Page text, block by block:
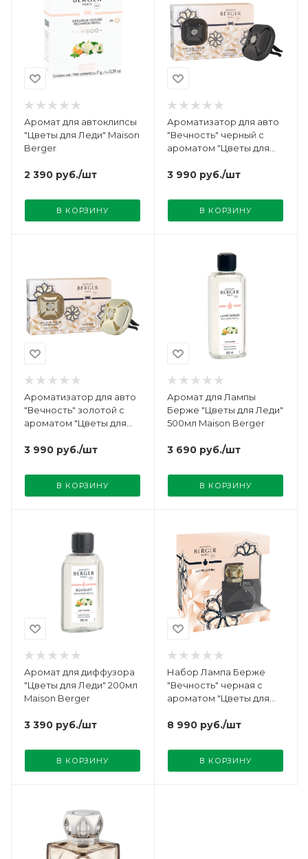
Аромат для автоклипсы
"Цветы для Леди" Maison
Berger
2 390 руб./шт
В КОРЗИНУ
Ароматизатор для авто
"Вечность" черный с
ароматом "Цветы для
3 990 руб./шт
В КОРЗИНУ
Ароматизатор для авто
"Вечность" золотой с
ароматом "Цветы для
3 990 руб./шт
В КОРЗИНУ
Аромат для Лампы
Берже "Цветы для Леди"
500мл Maison Berger
3 690 руб./шт
В КОРЗИНУ
Аромат для диффузора
"Цветы для Леди" 200мл
Maison Berger
3 390 руб./шт
В КОРЗИНУ
Набор Лампа Берже
"Вечность" черная с
ароматом "Цветы для
8 990 руб./шт
В КОРЗИНУ